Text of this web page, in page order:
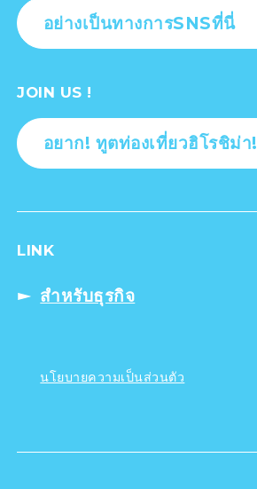
อย่างเป็นทางการSNSที่นี่
JOIN US !
อยาก! ทูตท่องเที่ยวฮิโรชิม่า!
LINK
สำหรับธุรกิจ
นโยบายความเป็นส่วนตัว